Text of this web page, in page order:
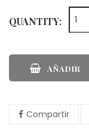
QUANTITY:
AÑADIR
Compartir